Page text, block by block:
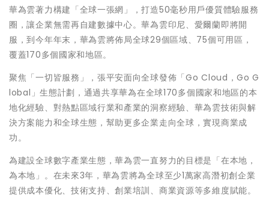
華為雲著力構建「全球一張網」，打造50毫秒用戶優質體驗服務
圈，讓企業無需再自建數據中心。華為雲印尼、愛爾蘭即將開
服，到今年年末，華為雲將佈局全球29個區域、75個可用區，
覆蓋170多個國家和地區。
聚焦「一切皆服務」，張平安面向全球發佈「Go Cloud，Go G
lobal」生態計劃，通過共享華為在全球170多個國家和地區的本
地化經驗、對熱點區域行業和產業的洞察經驗、華為雲技術與解
決方案能力和全球生態，幫助更多企業走向全球，實現商業成
功。
為建設全球數字產業生態，華為雲一直努力的目標是「在本地，
為本地」。在未來3年，華為雲將為全球至少1萬家高潛初創企業
提供成本優化、技術支持、創業培訓、商業資源等多維度賦能。